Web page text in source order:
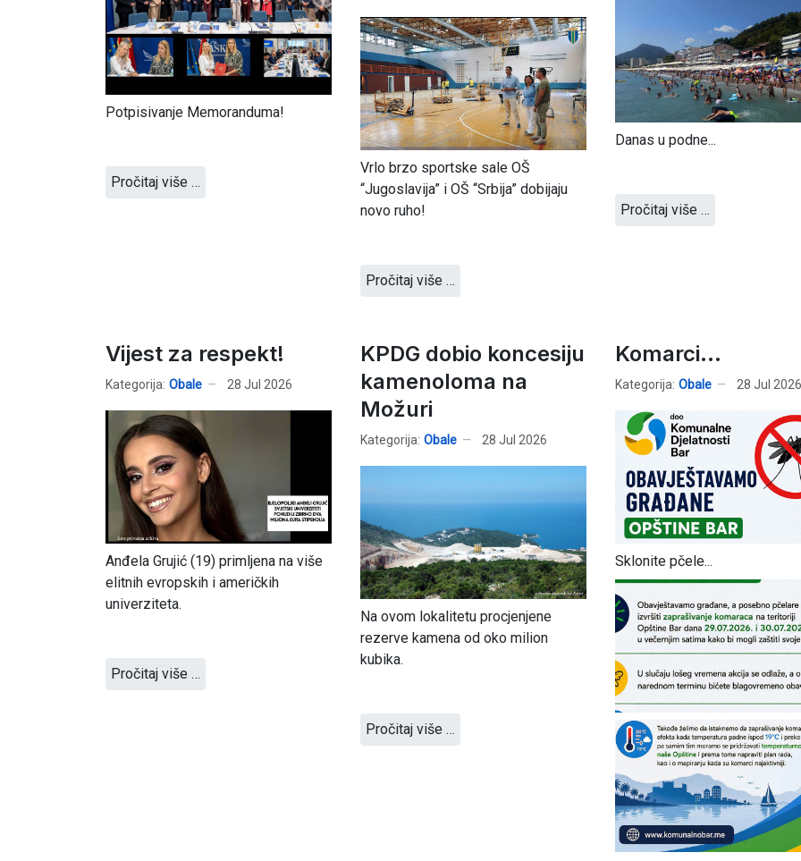
Potpisivanje Memoranduma!
Pročitaj više …
Vrlo brzo sportske sale OŠ
“Jugoslavija” i OŠ “Srbija” dobijaju
novo ruho!
Pročitaj više …
Danas u podne...
Pročitaj više …
Vijest za respekt!
Kategorija: Obale 28 Jul 2026
Anđela Grujić (19) primljena na više
elitnih evropskih i američkih
univerziteta.
Pročitaj više …
KPDG dobio koncesiju
kamenoloma na
Možuri
Kategorija: Obale 28 Jul 2026
Na ovom lokalitetu procjenjene
rezerve kamena od oko milion
kubika.
Pročitaj više …
Komarci...
Kategorija: Obale 28 Jul 2026
Sklonite pčele...